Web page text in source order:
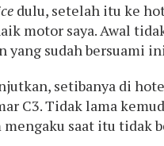
dulu, setelah itu ke
motor saya. Awal
yang sudah bersuami
setibanya di
C3. Tidak lama
mengaku saat itu tidak